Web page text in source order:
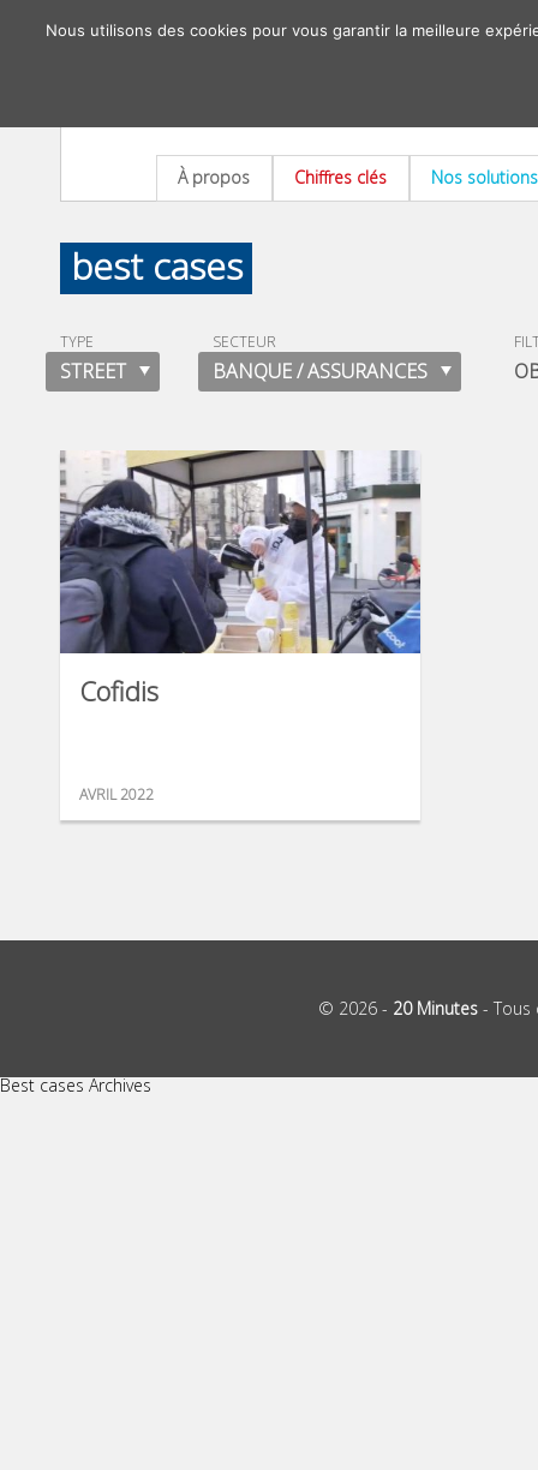
À propos Chiffres clés Nos solutions
best cases
TYPE
STREET
SECTEUR
BANQUE / ASSURANCES
Cofidis
AVRIL 2022
© 2026 - 20 Minutes -
Nous utilisons des cookies pour vous garantir la meilleure
Best cases Archives